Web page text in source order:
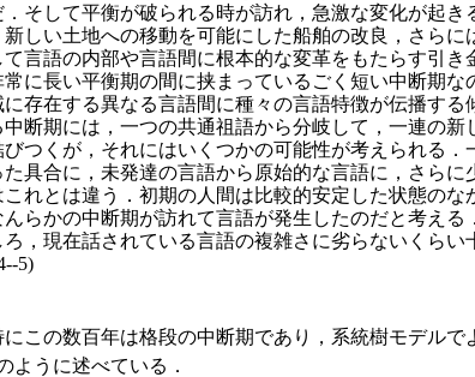
して平衡が破られる時が訪れ，急激な変化が起
しい土地への移動を可能にした船舶の改良，さら
言語の内部や言語間に根本的な変革をもたらす引
に長い平衡期の間に挟まっているごく短い中断期な
存在する異なる言語間に種々の言語特徴が伝播す
断期には，一つの共通祖語から分岐して，一連の新
つくが，それにはいくつかの可能性が考えられる
具合に，未発達の言語から原始的な言語に，さら
れとは違う．初期の人間は比較的安定した状態の
らかの中断期が訪れて言語が発生したのだと考え
，現在話されている言語の複雑さに劣らないくら
5)
この数百年は格段の中断期であり，系統樹モデル
ように述べている．